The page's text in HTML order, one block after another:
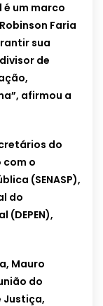
um marco
Faria
sua
de
afirmou a
do
com o
(SENASP),
do
Mauro
do
Justiça,